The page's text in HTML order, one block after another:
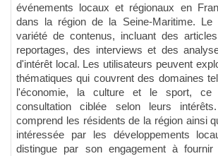
événements locaux et régionaux en
dans la région de la Seine-Maritime. Le
variété de contenus, incluant des
reportages, des interviews et des
d'intérêt local. Les utilisateurs peuvent
thématiques qui couvrent des domaines
l'économie, la culture et le sport, ce
consultation ciblée selon leurs
comprend les résidents de la région ainsi
intéressée par les développements
distingue par son engagement à fournir